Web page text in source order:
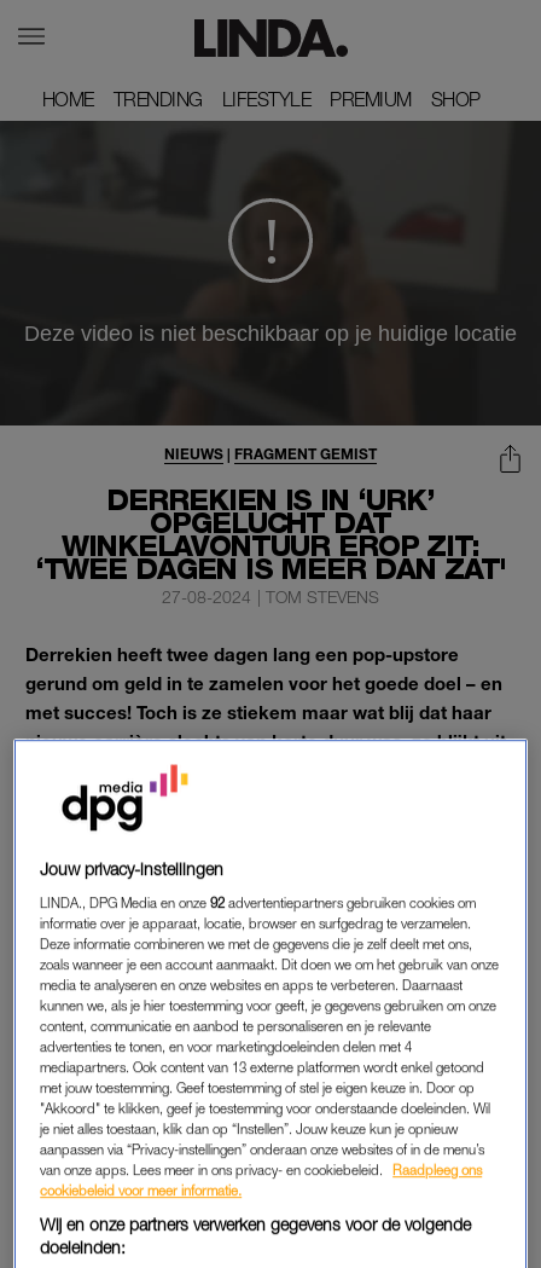
HOME
HOME TRENDING
TRENDING LIFESTYLE
LIFESTYLE PREMIUM
PREMIUM SHOP
SHOP
DERREKIEN IS IN ‘URK’
OPGELUCHT DAT
WINKELAVONTUUR EROP ZIT:
‘TWEE DAGEN IS MEER DAN ZAT'
NIEUWS | FRAGMENT GEMIST
27-08-2024 | TOM STEVENS
Derrekien heeft twee dagen lang een pop-upstore
gerund om geld in te zamelen voor het goede doel – en
met succes! Toch is ze stiekem maar wat blij dat haar
nieuwe carrière slechts van korte duur was, zo blijkt uit
de nieuwste aflevering van
eigen winkel niets voor Derrekien zou zijn.
POP-UPSTORE
De kledingstukken vliegen twee dagen lang als warme
broodjes over de toonbank in de pop-upstore van Derrekien.
Ze is verbaasd over hoe succesvol haar winkeltje is geworden.
“Ik ben trots dat je het hebt gedaan. Was het de moeite
waard?”, vraagt Tony na het sluiten van de winkel aan zijn
vrouw. “Ik vond het leuk om te doen, maar niet voor altijd.” Hij
schiet direct in de lach: “Wie had er weer gelijk? Je wil het niet
toegeven, maar ik had weer gelijk. Ik heb al eerder gezegd: dit
wordt hem niet.”Derrekiengeeft schoorvoetend toe dat Tony
gelijk had. “Ik vond het leuk om te doen.” Tony knikt
Jouw privacy-instellingen
LINDA., DPG Media en onze92 advertentiepartners gebruiken cookies om
informatie over je apparaat, locatie, browser en surfgedrag te verzamelen.
Deze informatie combineren we met de gegevens die je zelf deelt met ons,
zoals wanneer je een account aanmaakt. Dit doen we om het gebruik van onze
media te analyseren en onze websites en apps te verbeteren. Daarnaast
kunnen we, als je hier toestemming voor geeft, je gegevens gebruiken om onze
content, communicatie en aanbod te personaliseren en je relevante
advertenties te tonen, en voor marketingdoeleinden delen met 4
mediapartners. Ook content van 13 externe platformen wordt enkel getoond
met jouw toestemming. Geef toestemming of stel je eigen keuze in. Door op
"Akkoord" te klikken, geef je toestemming voor onderstaande doeleinden. Wil
je niet alles toestaan, klik dan op “Instellen”. Jouw keuze kun je opnieuw
aanpassen via “Privacy-instellingen” onderaan onze websites of in de menu’s
van onze apps. Lees meer in ons privacy- en cookiebeleid.
Raadpleeg ons
cookiebeleid voor meer informatie.
Wij en onze partners verwerken gegevens voor de volgende
doeleinden: